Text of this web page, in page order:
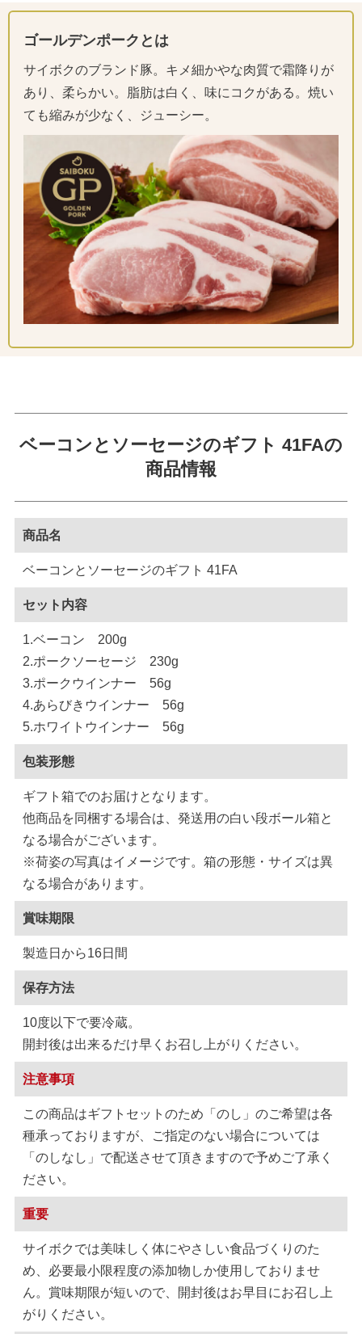
ゴールデンポークとは
サイボクのブランド豚。キメ細かやな肉質で霜降りが
あり、柔らかい。脂肪は白く、味にコクがある。焼い
ても縮みが少なく、ジューシー。
ベーコンとソーセージのギフト 41FAの
商品情報
商品名
ベーコンとソーセージのギフト 41FA
セット内容
1.ベーコン 200g
2.ポークソーセージ 230g
3.ポークウインナー 56g
4.あらびきウインナー 56g
5.ホワイトウインナー 56g
包装形態
ギフト箱でのお届けとなります。
他商品を同梱する場合は、発送用の白い段ボール箱と
なる場合がございます。
※荷姿の写真はイメージです。箱の形態・サイズは異
なる場合があります。
賞味期限
製造日から16日間
保存方法
10度以下で要冷蔵。
開封後は出来るだけ早くお召し上がりください。
注意事項
この商品はギフトセットのため「のし」のご希望は各
種承っておりますが、ご指定のない場合については
「のしなし」で配送させて頂きますので予めご了承く
ださい。
重要
サイボクでは美味しく体にやさしい食品づくりのた
め、必要最小限程度の添加物しか使用しておりませ
ん。賞味期限が短いので、開封後はお早目にお召し上
がりください。